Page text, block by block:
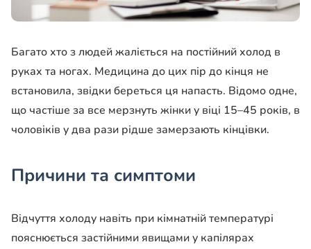
Багато хто з людей жаліється на постійний холод в
руках та ногах. Медицина до цих пір до кінця не
встановила, звідки береться ця напасть. Відомо одне,
що частіше за все мерзнуть жінки у віці 15–45 років, в
чоловіків у два рази рідше замерзають кінцівки.
Причини та симптоми
Відчуття холоду навіть при кімнатній температурі
пояснюється застійними явищами у капілярах